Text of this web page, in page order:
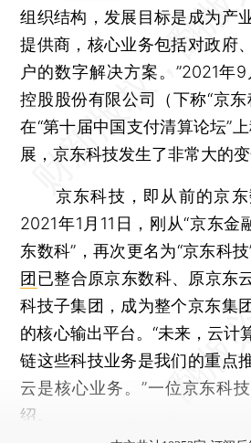
组织结构，发展目标是成为产
提供商，核心业务包括对政府
户的数字解决方案。”2021年
控股股份有限公司（下称“京
在“第十届中国支付清算论坛”
展，京东科技发生了非常大的
京东科技，即从前的京东
2021年1月11日，刚从“京东金
东数科”，再次更名为“京东科
团 已整合原京东数科、原京东
科技子集团，成为整个京东集
的核心输出平台。“未来，云计
链这些科技业务是我们的重点
云是核心业务。”一位京东科
绍。